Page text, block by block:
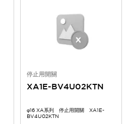
停止用開關
XA1E-BV4U02KTN
φ16 XA系列 停止用開關 XA1E-
BV4U02KTN